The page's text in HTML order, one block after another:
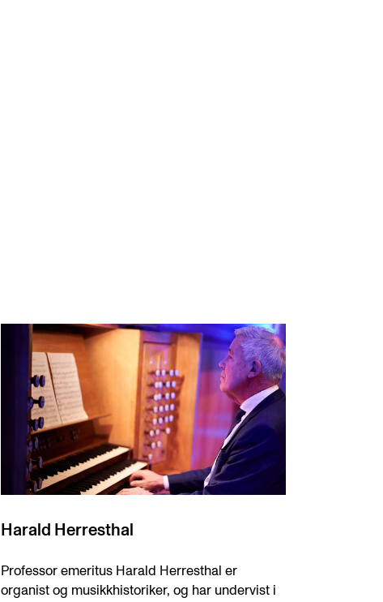
Harald Herresthal
Professor emeritus Harald Herresthal er
organist og musikkhistoriker, og har undervist i